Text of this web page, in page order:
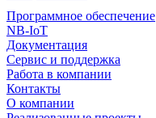
Программное обеспечение
NB-IoT
Документация
Сервис и поддержка
Работа в компании
Контакты
О компании